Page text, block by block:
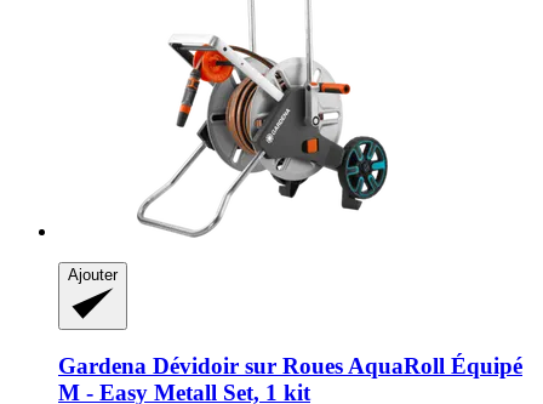
Ajouter
Gardena Dévidoir sur Roues AquaRoll Équipé
M -​ Easy Metall Set, 1 kit